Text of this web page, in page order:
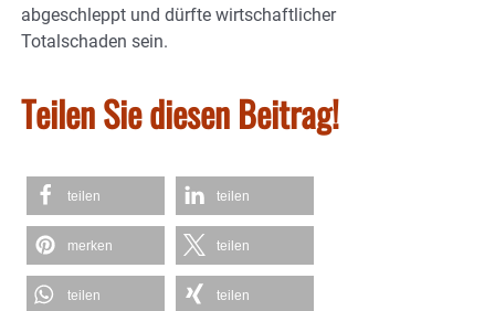
abgeschleppt und dürfte wirtschaftlicher
Totalschaden sein.
Teilen Sie diesen Beitrag!
teilen teilen
merken teilen
teilen teilen